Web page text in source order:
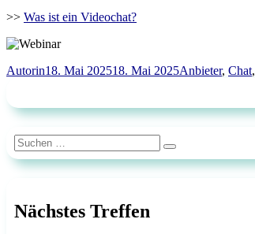
>> Was ist ein Videochat?
Autor
AutorinVeröffentlicht
18. Mai 202518. Mai 2025Schlagwörter
Anbieter, Chat,
Suchen
nach:
Suchen
Nächstes Treffen